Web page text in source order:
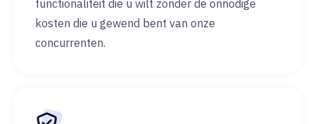
functionaliteit die u wilt zonder de onnodige
kosten die u gewend bent van onze
concurrenten.